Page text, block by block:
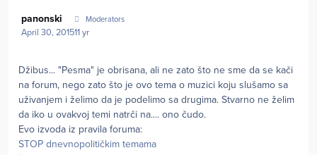
panonski Moderators
April 30, 201511 yr
Džibus... "Pesma" je obrisana, ali ne zato što ne sme da se kači
na forum, nego zato što je ovo tema o muzici koju slušamo sa
uživanjem i želimo da je podelimo sa drugima. Stvarno ne želim
da iko u ovakvoj temi natrči na.... ono čudo.
Evo izvoda iz pravila foruma:
STOP dnevnopolitičkim temama